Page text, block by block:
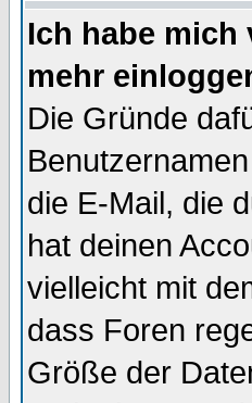
Ich habe
mehr
Die Gründe
die E-Mail, die
hat deinen
vielleicht mit
dass Foren
Größe der